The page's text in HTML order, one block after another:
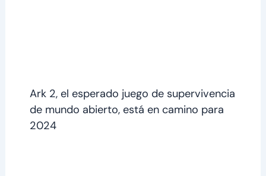
Ark 2, el esperado juego de supervivencia
de mundo abierto, está en camino para
2024